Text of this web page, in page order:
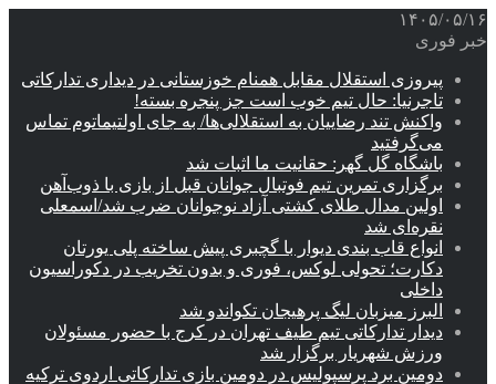
۱۴۰۵/۰۵/۱۶
خبر فوری
پیروزی استقلال مقابل همنام خوزستانی در دیداری تدارکاتی
تاجرنیا: حال تیم خوب است جز پنجره بسته!
واکنش تند رضاییان به استقلالی‌ها/ به جای اولتیماتوم تماس
می‌گرفتید
باشگاه گل گهر: حقانیت ما اثبات شد
برگزاری تمرین تیم فوتبال جوانان قبل از بازی با ذوب‌آهن
اولین مدال طلای کشتی آزاد نوجوانان ضرب شد/اسمعلی
نقره‌ای شد
انواع قاب بندی دیوار با گچبری پیش ساخته پلی یورتان
دکارت؛ تحولی لوکس، فوری و بدون تخریب در دکوراسیون
داخلی
البرز میزبان لیگ پرهیجان تکواندو شد
دیدار تدارکاتی تیم طیف تهران در کرج با حضور مسئولان
ورزش شهریار برگزار شد
دومین برد پرسپولیس در دومین بازی تدارکاتی اردوی ترکیه